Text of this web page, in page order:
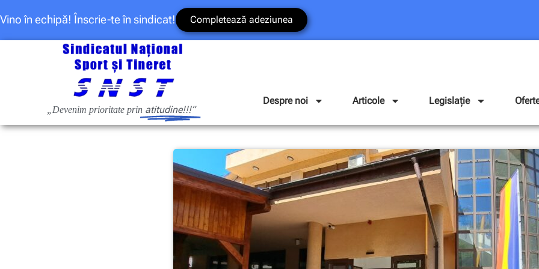
Vino în echipă! Înscrie-te în sindicat! Completează adeziunea
„Devenim prioritate prin atitudine!!!”
Despre noi Articole Legislație